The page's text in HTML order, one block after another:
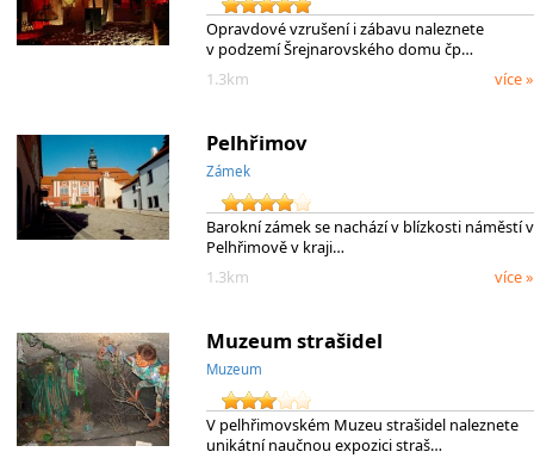
Opravdové vzrušení i zábavu naleznete
v podzemí Šrejnarovského domu čp…
1.3km
více »
Pelhřimov
Zámek
Barokní zámek se nachází v blízkosti náměstí v
Pelhřimově v kraji…
1.3km
více »
Muzeum strašidel
Muzeum
V pelhřimovském Muzeu strašidel naleznete
unikátní naučnou expozici straš…